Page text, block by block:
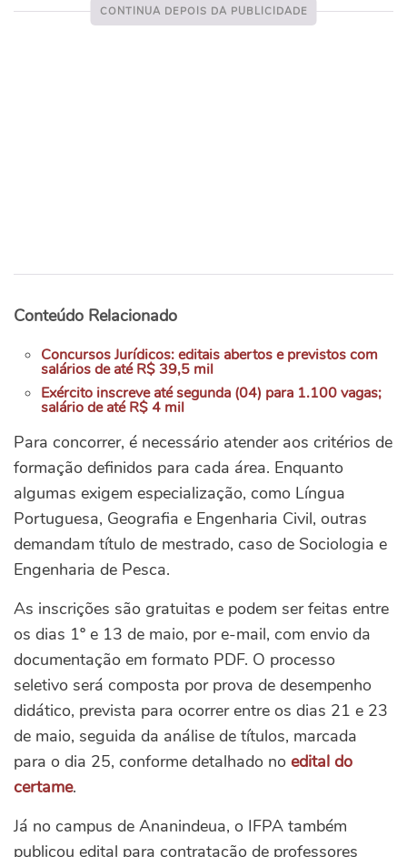
Conteúdo Relacionado
Concursos Jurídicos: editais abertos e previstos com
salários de até R$ 39,5 mil
Exército inscreve até segunda (04) para 1.100 vagas;
salário de até R$ 4 mil
Para concorrer, é necessário atender aos critérios de
formação definidos para cada área. Enquanto
algumas exigem especialização, como Língua
Portuguesa, Geografia e Engenharia Civil, outras
demandam título de mestrado, caso de Sociologia e
Engenharia de Pesca.
As inscrições são gratuitas e podem ser feitas entre
os dias 1º e 13 de maio, por e-mail, com envio da
documentação em formato PDF. O processo
seletivo será composta por prova de desempenho
didático, prevista para ocorrer entre os dias 21 e 23
de maio, seguida da análise de títulos, marcada
para o dia 25, conforme detalhado no edital do
certame.
Já no campus de Ananindeua, o IFPA também
publicou edital para contratação de professores